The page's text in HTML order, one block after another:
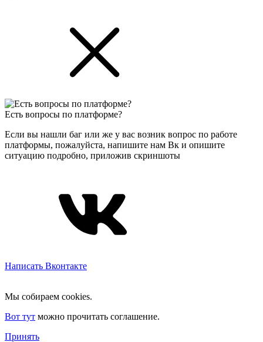
Есть вопросы по платформе?
Если вы нашли баг или же у вас возник вопрос по работе
платформы, пожалуйста, напишите нам Вк и опишите
ситуацию подробно, приложив скриншоты
Написать Вконтакте
Мы собираем cookies.
Вот тут можно прочитать соглашение.
Принять